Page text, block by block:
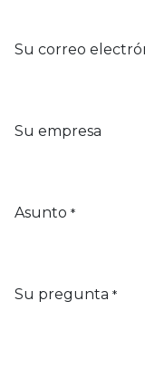
Su correo
Su empresa
Asunto *
Su pregunta *